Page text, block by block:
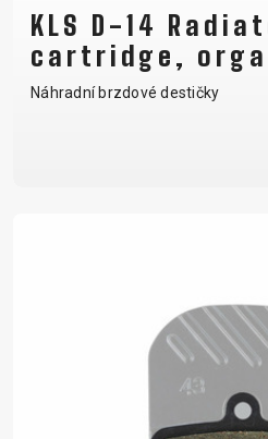
KLS D-14
cartridge,
Náhradní brzdové destičky